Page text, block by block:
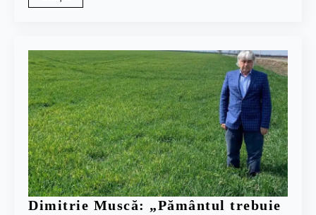
Dimitrie Muscă: „Pământul trebuie